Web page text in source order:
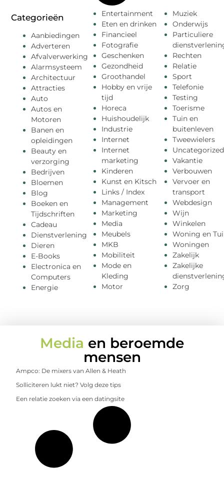
Categorieën
Aanbiedingen
Adverteren
Afvalverwerking
Alarmsysteem
Architectuur
Attracties
Auto
Autos en
Motoren
Banen en
opleidingen
Beauty en
verzorging
Bedrijven
Bloemen
Blog
Boeken en
Tijdschriften
Cadeau
Dienstverlening
Dieren
E-Books
Electronica en
Computers
Energie
Entertainment
Eten en drinken
Financieel
Fotografie
Geschenken
Gezondheid
Groothandel
Hobby en vrije
tijd
Horeca
Huishoudelijk
Industrie
Internet
Internet
marketing
Kinderen
Kunst en Kitsch
Links / Index
Management
Marketing
Media
Meubels
MKB
Mobiliteit
Mode en
Kleding
Motor
Muziek
Onderwijs
Particuliere
Rechten
Relatie
Sport
Telefonie
Testing
Toerisme
Tuin en
buitenleven
Tweewielers
Uncategorized
Vakantie
Verbouwen
Vervoer en
transport
Webdesign
Wijn
Winkelen
Woning en
Woningen
Zakelijk
Zakelijke
Zorg
Media en beroemde
mensen
Ampco: De mixers van Allen & Heath
Solliciteren lukt niet? Volg deze tips
Een relatie zoeken via een datingsite